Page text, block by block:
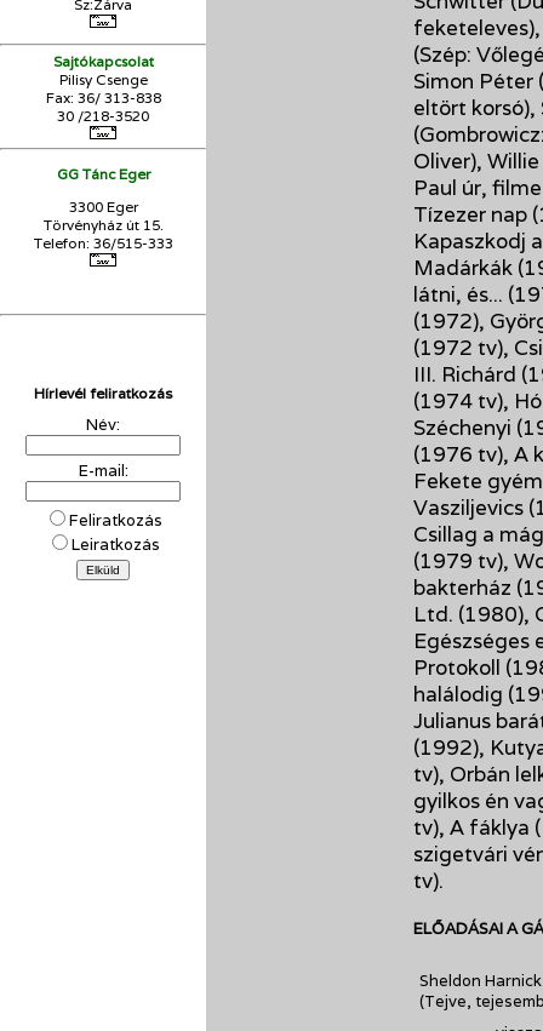
Sz:Zárva
Sajtókapcsolat
Pilisy Csenge
Fax: 36/ 313-838
30 /218-3520
GG Tánc Eger
3300 Eger
Törvényház út 15.
Telefon: 36/515-333
Hírlevél feliratkozás
Név:
E-mail:
Feliratkozás
Leiratkozás
(Szép:
Simon Péter
eltört korsó),
Oliver),
Paul úr,
Tízezer nap
Kapaszkodj
Madárkák
látni, és...
(1972),
(1972 tv),
III. Richárd
(1974 tv),
Széchenyi
(1976 tv), A
Fekete
Vasziljevics
Csillag a
(1979 tv),
bakterház
Ltd. (1980),
Egészséges
Protokoll
halálodig
Julianus
(1992),
tv), Orbán
gyilkos én
tv), A fáklya
szigetvári
tv).
ELŐADÁSAI A
Sheldon
(Tejve,